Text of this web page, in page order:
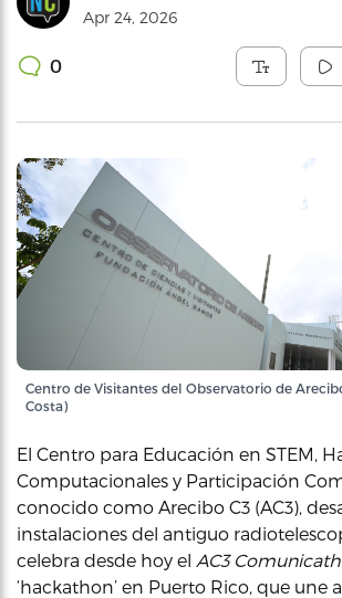
Apr 24, 2026
0
Centro de Visitantes del Observatorio de
Costa)
El Centro para Educación en STEM,
Computacionales y Participación
conocido como Arecibo C3 (AC3),
instalaciones del antiguo
celebra desde hoy el AC3
‘hackathon’ en Puerto Rico, que une